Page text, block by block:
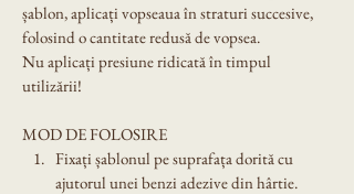
șablon, aplicați vopseaua în straturi succesive,
folosind o cantitate redusă de vopsea.
Nu aplicați presiune ridicată în timpul
utilizării!
MOD DE FOLOSIRE
Fixați șablonul pe suprafața dorită cu
ajutorul unei benzi adezive din hârtie.